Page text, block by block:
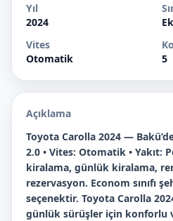
Yıl
2024
Vites
Otomatik
5
Açıklama
Toyota Carolla 2024 —
2.0 • Vites: Otomatik • Yakıt:
kiralama, günlük kiralama,
rezervasyon. Econom sınıfı
seçenektir. Toyota Carolla
günlük sürüşler için konforlu